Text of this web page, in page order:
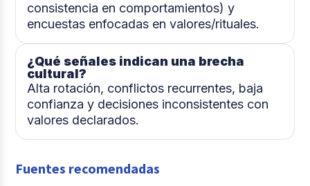
consistencia en comportamientos) y
encuestas enfocadas en valores/rituales.
¿Qué señales indican una brecha
cultural?
Alta rotación, conflictos recurrentes, baja
confianza y decisiones inconsistentes con
valores declarados.
Fuentes recomendadas